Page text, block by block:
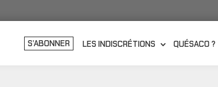
S’ABONNER LES INDISCRÉTIONS QUÉSACO ?